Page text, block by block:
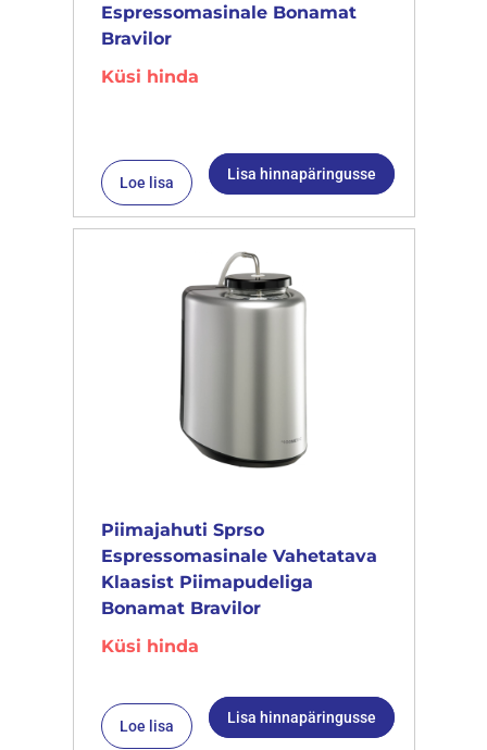
Espressomasinale Bonamat
Bravilor
Küsi hinda
Loe lisa Lisa hinnapäringusse
Piimajahuti Sprso
Espressomasinale Vahetatava
Klaasist Piimapudeliga
Bonamat Bravilor
Küsi hinda
Loe lisa Lisa hinnapäringusse